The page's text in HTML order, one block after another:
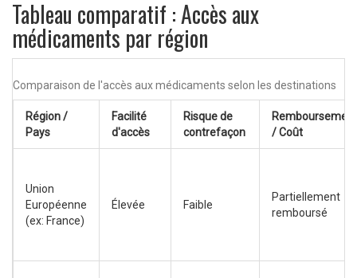
Tableau comparatif : Accès aux
médicaments par région
Comparaison de l'accès aux médicaments selon les destinations
Région /
Pays
Facilité
d'accès
Risque de
contrefaçon
Remboursement
/ Coût
Union
Européenne
(ex: France)
Élevée Faible
Partiellement
remboursé